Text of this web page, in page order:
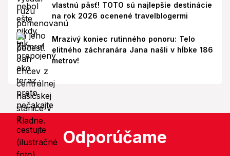
vlastnú päsť! TOTO sú najlepšie destinácie
na rok 2026 ocenené travelblogermi
Mrazivý koniec rutinného ponoru: Telo
elitného záchranára Jana našli v hĺbke 186
metrov!
Odporúčame